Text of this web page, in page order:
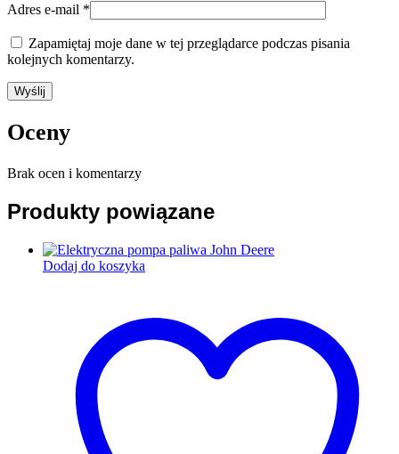
Adres e-mail *
Zapamiętaj moje dane w tej przeglądarce podczas pisania
kolejnych komentarzy.
Oceny
Brak ocen i komentarzy
Produkty powiązane
Dodaj do koszyka